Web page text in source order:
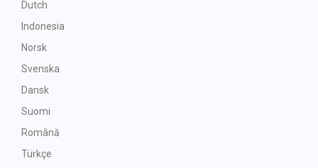
Dutch
Indonesia
Norsk
Svenska
Dansk
Suomi
Română
Türkçe